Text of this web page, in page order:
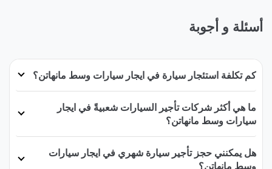
أسئلة و أجوبة
كم تكلفة استئجار سيارة في ايجار سيارات وسط مانهاتن؟
ما هي أكثر شركات تأجير السيارات شعبيةً في ايجار
سيارات وسط مانهاتن؟
هل يمكنني حجز تأجير سيارة شهري في ايجار سيارات
وسط مانهاتن؟